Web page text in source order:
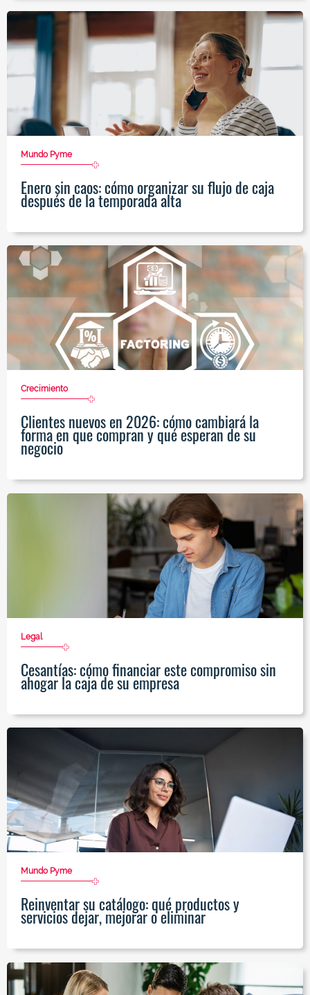
Mundo Pyme
Enero sin caos: cómo organizar su flujo de caja
después de la temporada alta
Crecimiento
Clientes nuevos en 2026: cómo cambiará la
forma en que compran y qué esperan de su
negocio
Legal
Cesantías: cómo financiar este compromiso sin
ahogar la caja de su empresa
Mundo Pyme
Reinventar su catálogo: qué productos y
servicios dejar, mejorar o eliminar